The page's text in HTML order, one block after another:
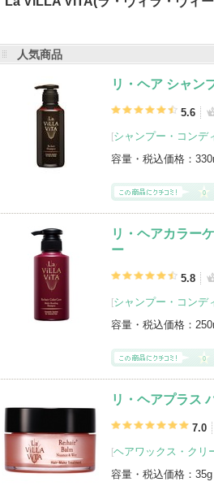
メーカー名：
La ViLLA ViTA(ラ・ヴィラ・ヴィータ)の
登録アイテムカテゴリ
シャンプー・コンディショナー（8）
ヘ
その他キットセット（1）
ヘアスプレー
人気商品
リ・ヘア シャン
5.6
[シャンプー・コンデ
容量・税込価格：
リ・ヘアカラー
ー
5.8
[シャンプー・コンデ
容量・税込価格：
リ・ヘアプラス
7.0
[ヘアワックス・クリ
容量・税込価格：